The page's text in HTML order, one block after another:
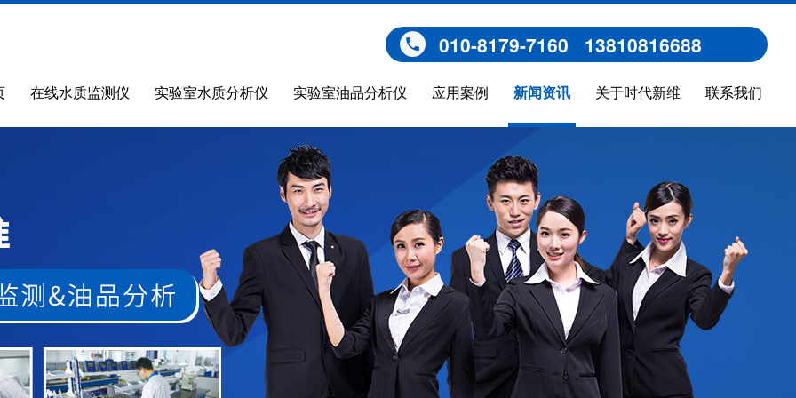
010-8179-7160 13810816688
在线水质监测仪 实验室水质分析仪 实验室油品分析仪 应用案例 新闻资讯 关于时代新维 联系我们